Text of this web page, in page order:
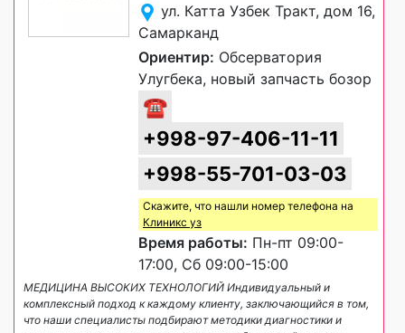
ул. Катта Узбек Тракт, дом 16,
Самарканд
Ориентир: Обсерватория
Улугбека, новый запчасть бозор
☎
+998-97-406-11-11
+998-55-701-03-03
Скажите, что нашли номер телефона на
Клиникс уз
Время работы: Пн-пт 09:00-
17:00, Сб 09:00-15:00
МЕДИЦИНА ВЫСОКИХ ТЕХНОЛОГИЙ Индивидуальный и
комплексный подход к каждому клиенту, заключающийся в том,
что наши специалисты подбирают методики диагностики и